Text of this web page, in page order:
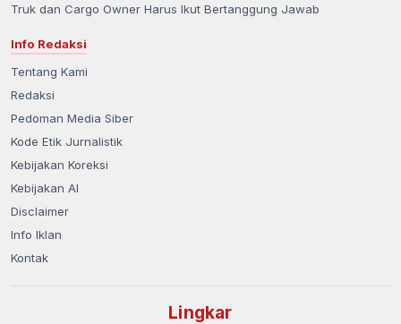
Truk dan Cargo Owner Harus Ikut Bertanggung Jawab
Info Redaksi
Tentang Kami
Redaksi
Pedoman Media Siber
Kode Etik Jurnalistik
Kebijakan Koreksi
Kebijakan AI
Disclaimer
Info Iklan
Kontak
Lingkar